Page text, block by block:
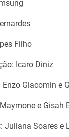
Filho
Icaro Diniz
Enzo Giacomin e
e Gisah
Juliana Soares e